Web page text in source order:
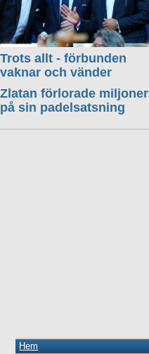
Trots allt - förbunden
vaknar och vänder
Zlatan förlorade miljoner
på sin padelsatsning
Hem